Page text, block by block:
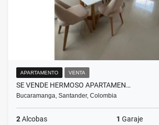
APARTAMENTO VENTA
SE VENDE HERMOSO APARTAMEN…
Bucaramanga, Santander, Colombia
2Alcobas 1 Garaje